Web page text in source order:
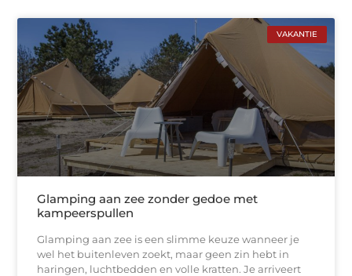
VAKANTIE
Glamping aan zee zonder gedoe met
kampeerspullen
Glamping aan zee is een slimme keuze wanneer je
wel het buitenleven zoekt, maar geen zin hebt in
haringen, luchtbedden en volle kratten. Je arriveert